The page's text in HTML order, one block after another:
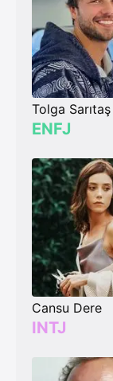
Tolga Sarıtaş
ENFJ
Cansu Dere
INTJ